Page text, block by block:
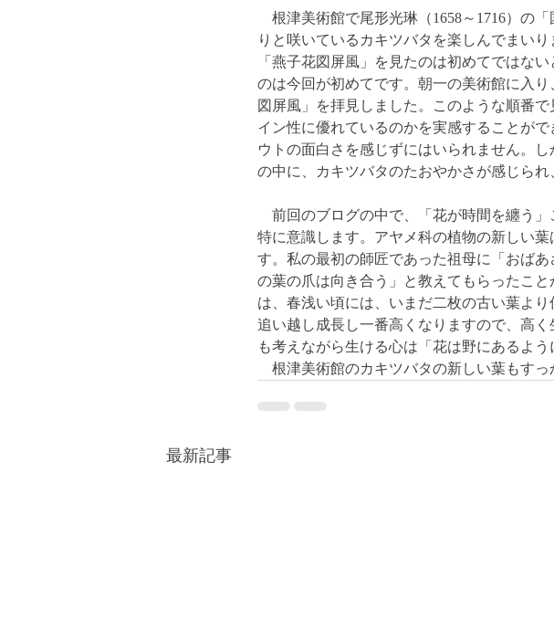
根津美術館で尾形光琳（1658～1716）の
りと咲いているカキツバタを楽しんでまいり
「燕子花図屏風」を見たのは初めてではな
のは今回が初めてです。朝一の美術館に入
図屏風」を拝見しました。このような順番
イン性に優れているのかを実感することが
ウトの面白さを感じずにはいられません。
の中に、カキツバタのたおやかさが感じられ
前回のブログの中で、「花が時間を纏う
特に意識します。アヤメ科の植物の新しい
す。私の最初の師匠であった祖母に「おば
の葉の爪は向き合う」と教えてもらったこ
は、春浅い頃には、いまだ二枚の古い葉よ
追い越し成長し一番高くなりますので、高
も考えながら生ける心は「花は野にあるよう
根津美術館のカキツバタの新しい葉もすっ
最新記事